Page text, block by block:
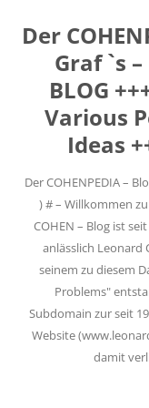
Der
Graf `s –
BLOG
Various
Ideas
Der COHENPEDIA –
) # – Willkommen zu
COHEN – Blog ist
anlässlich Leonard
seinem zu diesem
Problems"
Subdomain zur seit
Website
damit